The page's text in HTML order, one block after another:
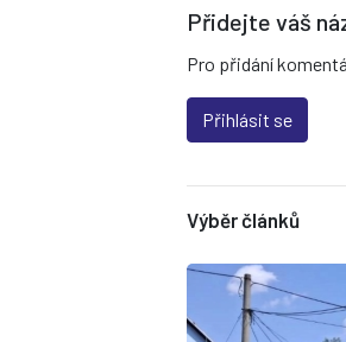
Přidejte váš
Pro přidání
Přihlásit se
Výběr článků